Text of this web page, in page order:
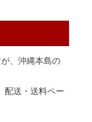
、沖縄本島の
配送・送料ペー